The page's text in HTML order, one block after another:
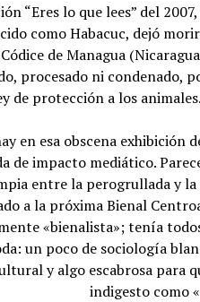
“Eres lo que lees” del
como Habacuc, dejó
de Managua
procesado ni condenado,
de protección a los animales.
en esa obscena exhibición
de impacto mediático.
entre la perogrullada y
a la próxima Bienal
«bienalista»; tenía
un poco de sociología
y algo escabrosa para
indigesto como